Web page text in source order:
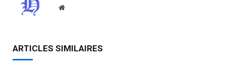
Website
ARTICLES SIMILAIRES